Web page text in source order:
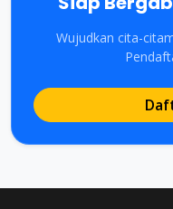
Wujudkan cita-